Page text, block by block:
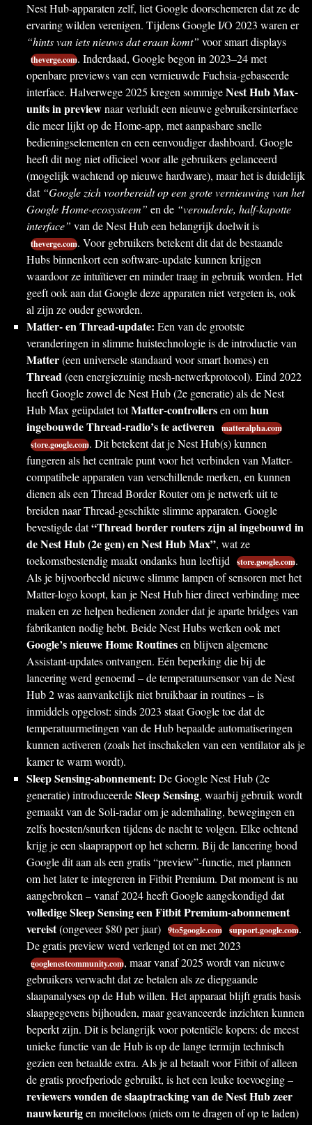
Nest Hub-apparaten zelf, liet Google doorschemeren dat ze de
ervaring wilden verenigen. Tijdens Google I/O 2023 waren er
“hints van iets nieuws dat eraan komt” voor smart displays
theverge.com. Inderdaad, Google begon in 2023–24 met
openbare previews van een vernieuwde Fuchsia-gebaseerde
interface. Halverwege 2025 kregen sommigeNest Hub Max-
units in previewnaar verluidt een nieuwe gebruikersinterface
die meer lijkt op de Home-app, met aanpasbare snelle
bedieningselementen en een eenvoudiger dashboard. Google
heeft dit nog niet officieel voor alle gebruikers gelanceerd
(mogelijk wachtend op nieuwe hardware), maar het is duidelijk
dat “Google zich voorbereidt op een grote vernieuwing van het
Google Home-ecosysteem” en de “verouderde, half-kapotte
interface” van de Nest Hub een belangrijk doelwit is
theverge.com. Voor gebruikers betekent dit dat de bestaande
Hubs binnenkort een software-update kunnen krijgen
waardoor ze intuïtiever en minder traag in gebruik worden. Het
geeft ook aan dat Google deze apparaten niet vergeten is, ook
al zijn ze ouder geworden.
Matter- en Thread-update: Een van de grootste
veranderingen in slimme huistechnologie is de introductie van
Matter(een universele standaard voor smart homes) en
Thread(een energiezuinig mesh-netwerkprotocol). Eind 2022
heeft Google zowel de Nest Hub (2e generatie) als de Nest
Hub Max geüpdatet totMatter-controllersen omhun
ingebouwde Thread-radio’s te activeren matteralpha.com
store.google.com. Dit betekent dat je Nest Hub(s) kunnen
fungeren als het centrale punt voor het verbinden van Matter-
compatibele apparaten van verschillende merken, en kunnen
dienen als een Thread Border Router om je netwerk uit te
breiden naar Thread-geschikte slimme apparaten. Google
bevestigde dat“Thread border routers zijn al ingebouwd in
de Nest Hub (2e gen) en Nest Hub Max”, wat ze
toekomstbestendig maakt ondanks hun leeftijd store.google.com.
Als je bijvoorbeeld nieuwe slimme lampen of sensoren met het
Matter-logo koopt, kan je Nest Hub hier direct verbinding mee
maken en ze helpen bedienen zonder dat je aparte bridges van
fabrikanten nodig hebt. Beide Nest Hubs werken ook met
Google’s nieuwe Home Routinesen blijven algemene
Assistant-updates ontvangen. Eén beperking die bij de
lancering werd genoemd – de temperatuursensor van de Nest
Hub 2 was aanvankelijk niet bruikbaar in routines – is
inmiddels opgelost: sinds 2023 staat Google toe dat de
temperatuurmetingen van de Hub bepaalde automatiseringen
kunnen activeren (zoals het inschakelen van een ventilator als je
kamer te warm wordt).
Sleep Sensing-abonnement: De Google Nest Hub (2e
generatie) introduceerdeSleep Sensing, waarbij gebruik wordt
gemaakt van de Soli-radar om je ademhaling, bewegingen en
zelfs hoesten/snurken tijdens de nacht te volgen. Elke ochtend
krijg je een slaaprapport op het scherm. Bij de lancering bood
Google dit aan als een gratis “preview”-functie, met plannen
om het later te integreren in Fitbit Premium. Dat moment is nu
aangebroken – vanaf 2024 heeft Google aangekondigd dat
volledige Sleep Sensing een Fitbit Premium-abonnement
vereist(ongeveer $80 per jaar) 9to5google.com support.google.com.
De gratis preview werd verlengd tot en met 2023
googlenestcommunity.com, maar vanaf 2025 wordt van nieuwe
gebruikers verwacht dat ze betalen als ze diepgaande
slaapanalyses op de Hub willen. Het apparaat blijft gratis basis
slaapgegevens bijhouden, maar geavanceerde inzichten kunnen
beperkt zijn. Dit is belangrijk voor potentiële kopers: de meest
unieke functie van de Hub is op de lange termijn technisch
gezien een betaalde extra. Als je al betaalt voor Fitbit of alleen
de gratis proefperiode gebruikt, is het een leuke toevoeging –
reviewers vonden de slaaptracking van de Nest Hub zeer
nauwkeurigen moeiteloos (niets om te dragen of op te laden)